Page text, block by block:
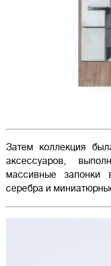
Затем коллекция
аксессуаров,
массивные запонки
серебра и